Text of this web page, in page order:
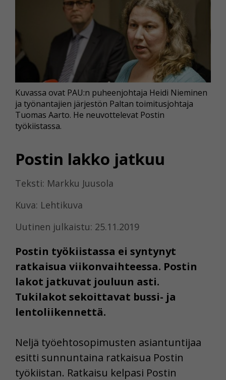
Postin lakko jatkuu
Teksti: Markku Juusola
Kuva: Lehtikuva
Uutinen julkaistu: 25.11.2019
Postin työkiistassa ei syntynyt
ratkaisua viikonvaihteessa. Postin
lakot jatkuvat jouluun asti.
Tukilakot sekoittavat bussi- ja
lentoliikennettä.
Kuvassa ovat PAU:n puheenjohtaja Heidi Nieminen
ja työnantajien järjestön Paltan toimitusjohtaja
Tuomas Aarto. He neuvottelevat Postin
työkiistassa.
Neljä työehtosopimusten asiantuntijaa
esitti sunnuntaina ratkaisua Postin
työkiistan. Ratkaisu kelpasi Postin